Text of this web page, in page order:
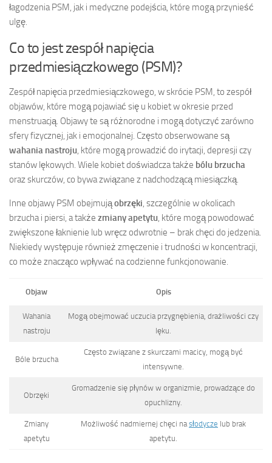
łagodzenia PSM, jak i medyczne podejścia, które mogą przynieść
ulgę.
Co to jest zespół napięcia
przedmiesiączkowego (PSM)?
Zespół napięcia przedmiesiączkowego, w skrócie PSM, to zespół
objawów, które mogą pojawiać się u kobiet w okresie przed
menstruacją. Objawy te są różnorodne i mogą dotyczyć zarówno
sfery fizycznej, jak i emocjonalnej. Często obserwowane są
wahania nastroju, które mogą prowadzić do irytacji, depresji czy
stanów lękowych. Wiele kobiet doświadcza także bólu brzucha
oraz skurczów, co bywa związane z nadchodzącą miesiączką.
Inne objawy PSM obejmująobrzęki, szczególnie w okolicach
brzucha i piersi, a także zmiany apetytu, które mogą powodować
zwiększone łaknienie lub wręcz odwrotnie – brak chęci do jedzenia.
Niekiedy występuje również zmęczenie i trudności w koncentracji,
co może znacząco wpływać na codzienne funkcjonowanie.
Objaw Opis
Wahania
nastroju
Mogą obejmować uczucia przygnębienia, drażliwości czy
lęku.
Bóle brzucha
Często związane z skurczami macicy, mogą być
intensywne.
Obrzęki
Gromadzenie się płynów w organizmie, prowadzące do
opuchlizny.
Zmiany
apetytu
Możliwość nadmiernej chęci nasłodycze lub brak
apetytu.